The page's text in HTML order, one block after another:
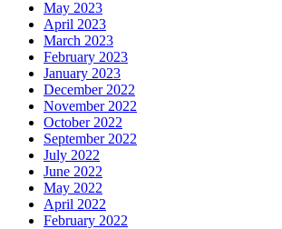
May 2023
April 2023
March 2023
February 2023
January 2023
December 2022
November 2022
October 2022
September 2022
July 2022
June 2022
May 2022
April 2022
February 2022